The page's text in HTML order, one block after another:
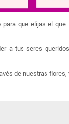
que elijas el que
a tus seres
de nuestras